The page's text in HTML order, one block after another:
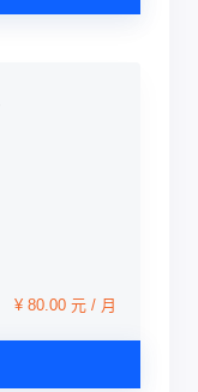
¥ 80.00 元 / 月